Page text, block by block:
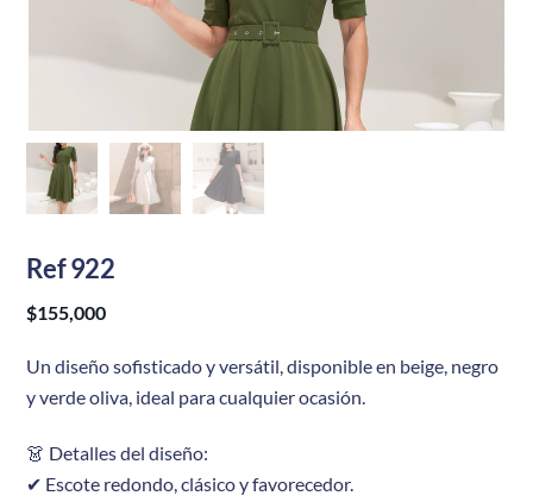
Ref 922
$155,000
Un diseño sofisticado y versátil, disponible en beige, negro
y verde oliva, ideal para cualquier ocasión.
👗 Detalles del diseño:
✔ Escote redondo, clásico y favorecedor.